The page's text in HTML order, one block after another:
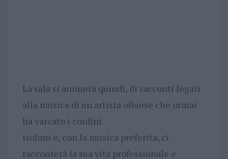
La sala si animerà quindi, di racconti legati
alla musica di un artista olbiese che ormai
ha varcato i confini
isolani e, con la musica preferita, ci
racconterà la sua vita professionale e